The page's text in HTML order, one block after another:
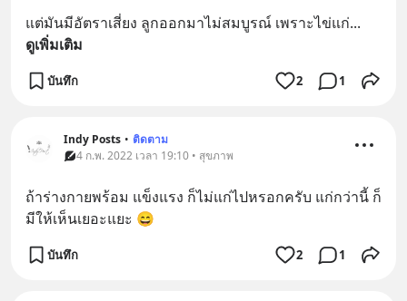
แต่มันมีอัตราเสี่ยง ลูกออกมาไม่สมบูรณ์ เพราะไข่แก่...
ดูเพิ่มเติม
บันทึก 2 1
Indy Posts • ติดตาม
4 ก.พ. 2022 เวลา 19:10 • สุขภาพ
ถ้าร่างกายพร้อม แข็งแรง ก็ไม่แก่ไปหรอกครับ แก่กว่านี้ ก็
มีให้เห็นเยอะแยะ 😄
บันทึก 2 1